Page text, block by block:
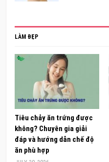
LÀM ĐẸP
Tiêu chảy ăn trứng được
không? Chuyên gia giải
đáp và hướng dẫn chế độ
ăn phù hợp